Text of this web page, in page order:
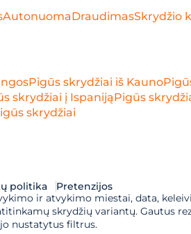
AutonuomaDraudimasSkrydžio
Pigūs skrydžiai iš Kauno
skrydžiai į IspanijąPigūs
skrydžiai
politika
Pretenzijos
ir atvykimo miestai, data,
skrydžių variantų. Gautus
nustatytus filtrus.